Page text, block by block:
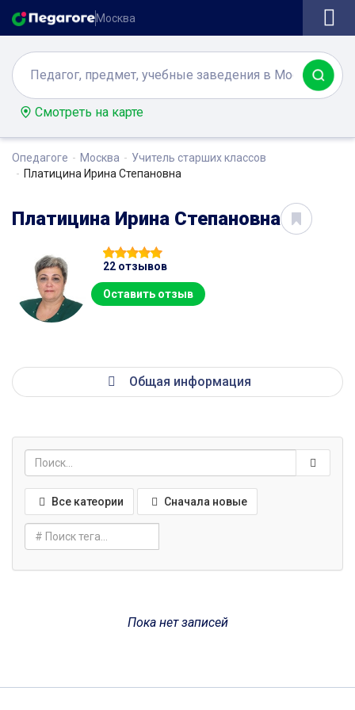
Москва
Смотреть на карте
Опедагоге Москва
Учитель старших классов
Платицина Ирина Степановна
Платицина Ирина Степановна
22 отзывов
Оставить отзыв
Общая информация
Все катеории Сначала новые
Пока нет записей